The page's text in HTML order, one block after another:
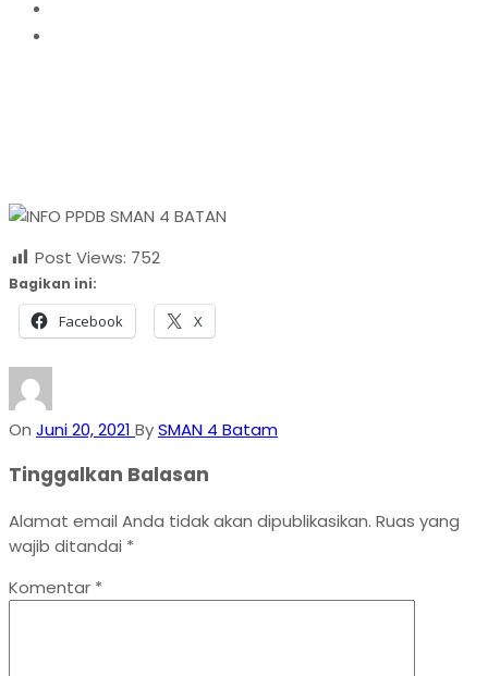
Post Views: 752
Bagikan ini:
Facebook X
On Juni 20, 2021 BySMAN 4 Batam
Tinggalkan Balasan
Alamat email Anda tidak akan dipublikasikan. Ruas yang
wajib ditandai *
Komentar *